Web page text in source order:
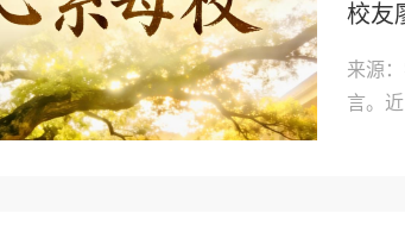
校友
来源
言。